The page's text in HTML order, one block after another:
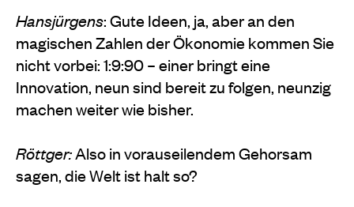
Hansjürgens: Gute Ideen, ja, aber an den
magischen Zahlen der Ökonomie kommen Sie
nicht vorbei: 1:9:90 – einer bringt eine
Innovation, neun sind bereit zu folgen, neunzig
machen weiter wie bisher.
Röttger:Also in vorauseilendem Gehorsam
sagen, die Welt ist halt so?